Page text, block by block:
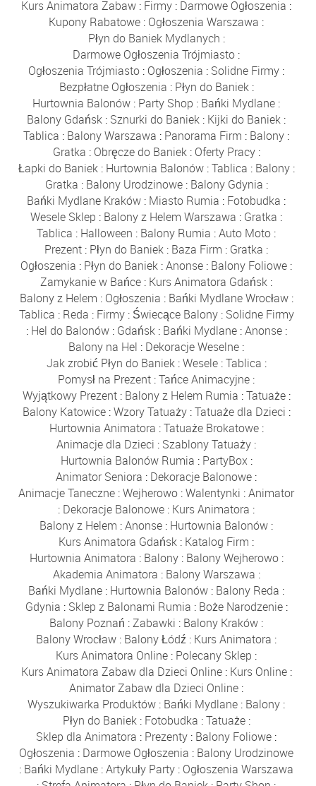
Kurs Animatora Zabaw : Firmy : Darmowe Ogłoszenia :
Kupony Rabatowe : Ogłoszenia Warszawa :
Płyn do Baniek Mydlanych :
Darmowe Ogłoszenia Trójmiasto :
Ogłoszenia Trójmiasto : Ogłoszenia : Solidne Firmy :
Bezpłatne Ogłoszenia : Płyn do Baniek:
Hurtownia Balonów : Party Shop : Bańki Mydlane :
Balony Gdańsk : Sznurki do Baniek : Kijki do Baniek :
Tablica : Balony Warszawa : Panorama Firm : Balony :
Gratka : Obręcze do Baniek: Oferty Pracy:
Łapki do Baniek: Hurtownia Balonów:Tablica : Balony:
Gratka : Balony Urodzinowe: Balony Gdynia :
Bańki Mydlane Kraków : Miasto Rumia : Fotobudka :
Wesele Sklep : Balony z Helem Warszawa : Gratka :
Tablica : Halloween : Balony Rumia :Auto Moto :
Prezent : Płyn do Baniek : Baza Firm : Gratka :
Ogłoszenia : Płyn do Baniek :Anonse : Balony Foliowe :
Zamykanie w Bańce : Kurs Animatora Gdańsk :
Balony z Helem : Ogłoszenia : Bańki Mydlane Wrocław:
Tablica : Reda : Firmy: Świecące Balony: Solidne Firmy
: Hel do Balonów: Gdańsk: Bańki Mydlane:Anonse:
Balony na Hel : Dekoracje Weselne :
Jak zrobić Płyn do Baniek:Wesele:Tablica :
Pomysł na Prezent :Tańce Animacyjne :
Wyjątkowy Prezent: Balony z Helem Rumia :Tatuaże:
Balony Katowice:Wzory Tatuaży:Tatuaże dla Dzieci :
Hurtownia Animatora :Tatuaże Brokatowe:
Animacje dla Dzieci : Szablony Tatuaży :
Hurtownia Balonów Rumia : PartyBox:
Animator Seniora : Dekoracje Balonowe :
Animacje Taneczne :Wejherowo :Walentynki :Animator
: Dekoracje Balonowe : Kurs Animatora :
Balony z Helem :Anonse : Hurtownia Balonów :
Kurs Animatora Gdańsk : Katalog Firm :
Hurtownia Animatora : Balony: Balony Wejherowo:
Akademia Animatora : Balony Warszawa :
Bańki Mydlane : Hurtownia Balonów : Balony Reda :
Gdynia : Sklep z Balonami Rumia : Boże Narodzenie:
Balony Poznań :Zabawki : Balony Kraków :
Balony Wrocław : Balony Łódź : Kurs Animatora :
Kurs Animatora Online : Polecany Sklep :
Kurs Animatora Zabaw dla Dzieci Online: Kurs Online:
Animator Zabaw dla Dzieci Online :
Wyszukiwarka Produktów : Bańki Mydlane : Balony :
Płyn do Baniek: Fotobudka :Tatuaże:
Sklep dla Animatora : Prezenty : Balony Foliowe :
Ogłoszenia : Darmowe Ogłoszenia : Balony Urodzinowe
: Bańki Mydlane :Artykuły Party : Ogłoszenia Warszawa